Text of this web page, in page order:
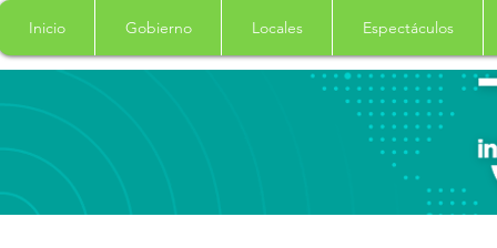
Inicio Gobierno Locales Espectáculos